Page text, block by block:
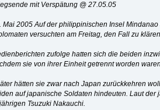
mit Verspätung @ 27.05.05
Mai 2005 Auf der philippinischen Insel
versuchten am Freitag, den Fall zu
zufolge hatten sich die beiden
sie von ihrer Einheit getrennt worden
hätten sie zwar nach Japan zurückkehren
auf japanische Soldaten hindeuten. Laut
Tsuzuki Nakauchi.